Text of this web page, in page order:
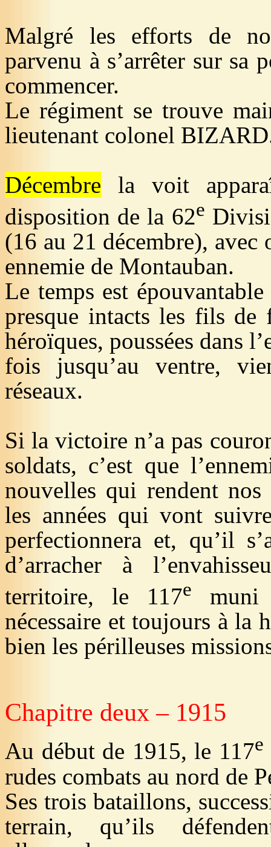
Malgré les efforts de
parvenu à s’arrêter sur sa
commencer.
Le régiment se trouve
lieutenant colonel
Décembre la voit
disposition de la 62e
(16 au 21 décembre),
ennemie de Montauban.
Le temps est
presque intacts les fils de
héroïques, poussées dans
fois jusqu’au ventre,
réseaux.
Si la victoire n’a pas
soldats, c’est que
nouvelles qui rendent
les années qui vont
perfectionnera et, qu’il
d’arracher à
territoire, le 117e
muni
nécessaire et toujours à la
bien les périlleuses
Chapitre deux – 1915
Au début de 1915, le 117e
rudes combats au nord de
Ses trois bataillons,
terrain, qu’ils